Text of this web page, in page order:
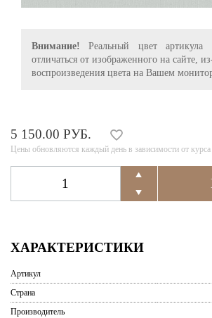
Внимание! Реальный цвет артикула
отличаться от изображенного на сайте,
воспроизведения цвета на Вашем
5 150.00 РУБ.
Цены обновляются каждый день в зависимости от курса
ХАРАКТЕРИСТИКИ
Артикул
Страна
Производитель